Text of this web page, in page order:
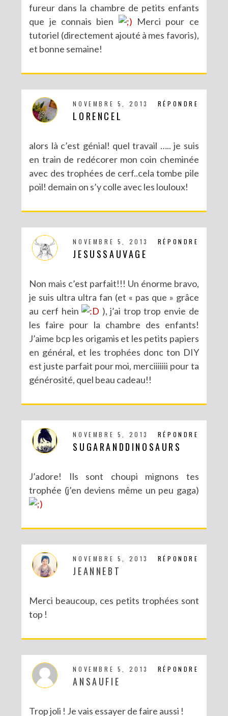
fureur dans la chambre de petits enfants
que je connais bien
Merci pour ce
tutoriel (directement ajouté à mes favoris),
et bonne semaine!
RÉPONDRE
NOVEMBRE 5, 2013
LORENCEL
alors là c’est génial! quel travail ….. je suis
en train de redécorer mon coin cheminée
avec des trophées de cerf..cela tombe pile
poil! demain on s’y colle avec les louloux!
RÉPONDRE
NOVEMBRE 5, 2013
JESUSSAUVAGE
Non mais c’est parfait!!! Un énorme bravo,
je suis ultra ultra fan (et « pas que » grâce
au cerf hein
), j’ai trop trop envie de
les faire pour la chambre des enfants!
J’aime bcp les origamis et les petits papiers
en général, et les trophées donc ton DIY
est juste parfait pour moi, merciiiiiii pour ta
générosité, quel beau cadeau!!
RÉPONDRE
NOVEMBRE 5, 2013
SUGARANDDINOSAURS
J’adore! Ils sont choupi mignons tes
trophée (j’en deviens même un peu gaga)
RÉPONDRE
NOVEMBRE 5, 2013
JEANNEBT
Merci beaucoup, ces petits trophées sont
top !
RÉPONDRE
NOVEMBRE 5, 2013
ANSAUFIE
Trop joli ! Je vais essayer de faire aussi !